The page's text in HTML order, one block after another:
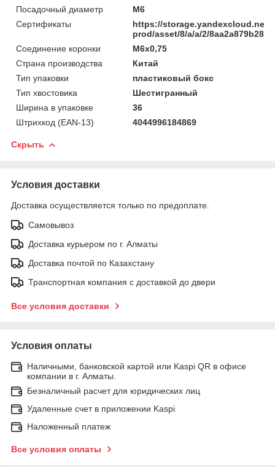
Посадочный диаметр
M6
Сертификаты
https://storage.yandexcloud.net/
prod/asset/8/a/a/2/
Соединение коронки
M6x0,75
Страна производства
Китай
Тип упаковки
пластиковый бокс
Тип хвостовика
Шестигранный
Ширина в упаковке
36
Штрихкод (EAN-13)
4044996184869
Скрыть
Условия доставки
Доставка осуществляется только по предоплате.
Самовывоз
Доставка курьером по г. Алматы
Доставка почтой по Казахстану
Транспортная компания с доставкой до двери
Все условия доставки
Условия оплаты
Наличными, банковской картой или Kaspi QR в офисе
компании в г. Алматы.
Безналичный расчет для юридических лиц
Удаленные счет в приложении Kaspi
Наложенный платеж
Все условия оплаты